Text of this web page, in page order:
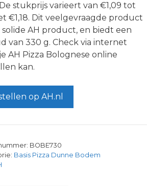
De stukprijs varieert van €1,09 tot
€1,18. Dit veelgevraagde product
solide AH product, en biedt een
van 330 g. Check via internet
AH Pizza Bolognese online
kan.
op AH.nl
BOBE730
Basis Pizza Dunne Bodem